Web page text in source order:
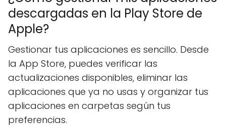
descargadas en la Play Store de
Apple?
Gestionar tus aplicaciones es sencillo. Desde
la App Store, puedes verificar las
actualizaciones disponibles, eliminar las
aplicaciones que ya no usas y organizar tus
aplicaciones en carpetas según tus
preferencias.